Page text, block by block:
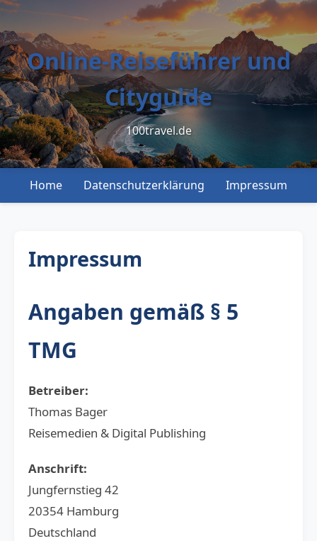
Online-Reiseführer und
Cityguide
100travel.de
Home Datenschutzerklärung Impressum
Impressum
Angaben gemäß § 5
TMG
Betreiber:
Thomas Bager
Reisemedien & Digital Publishing
Anschrift:
Jungfernstieg 42
20354 Hamburg
Deutschland